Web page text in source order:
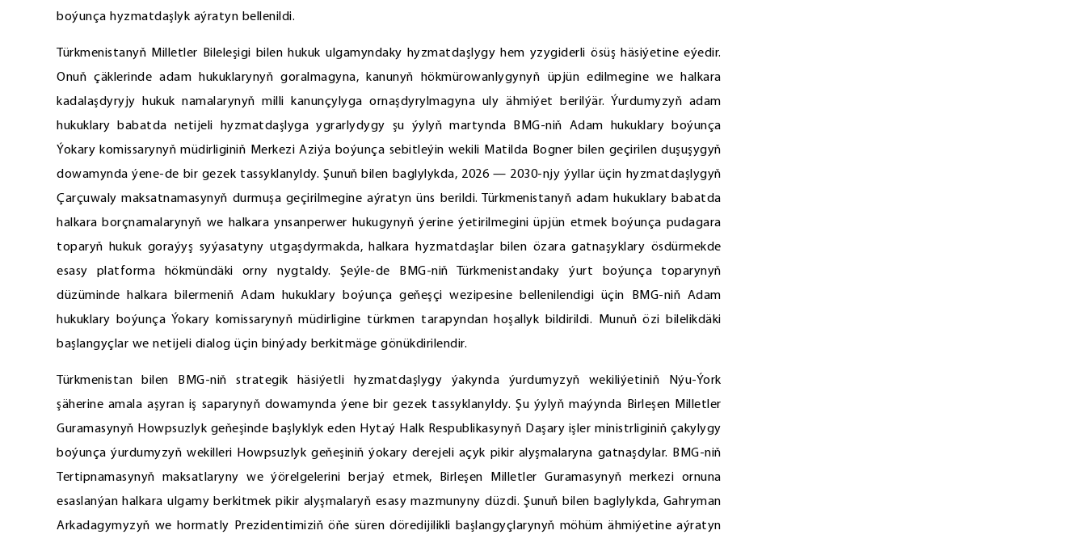
boýunça hyzmatdaşlyk aýratyn bellenildi.
Türkmenistanyň Milletler Bileleşigi bilen hukuk ulgamyndaky hyzmatdaşlygy hem yzygiderli ösüş häsiýetine eýedir.
Onuň çäklerinde adam hukuklarynyň goralmagyna, kanunyň hökmürowanlygynyň üpjün edilmegine we halkara
kadalaşdyryjy hukuk namalarynyň milli kanunçylyga ornaşdyrylmagyna uly ähmiýet berilýär. Ýurdumyzyň adam
hukuklary babatda netijeli hyzmatdaşlyga ygrarlydygy şu ýylyň martynda BMG-niň Adam hukuklary boýunça
Ýokary komissarynyň müdirliginiň Merkezi Aziýa boýunça sebitleýin wekili Matilda Bogner bilen geçirilen duşuşygyň
dowamynda ýene-de bir gezek tassyklanyldy. Şunuň bilen baglylykda, 2026 — 2030-njy ýyllar üçin hyzmatdaşlygyň
Çarçuwaly maksatnamasynyň durmuşa geçirilmegine aýratyn üns berildi. Türkmenistanyň adam hukuklary babatda
halkara borçnamalarynyň we halkara ynsanperwer hukugynyň ýerine ýetirilmegini üpjün etmek boýunça pudagara
toparyň hukuk goraýyş syýasatyny utgaşdyrmakda, halkara hyzmatdaşlar bilen özara gatnaşyklary ösdürmekde
esasy platforma hökmündäki orny nygtaldy. Şeýle-de BMG-niň Türkmenistandaky ýurt boýunça toparynyň
düzüminde halkara bilermeniň Adam hukuklary boýunça geňeşçi wezipesine bellenilendigi üçin BMG-niň Adam
hukuklary boýunça Ýokary komissarynyň müdirligine türkmen tarapyndan hoşallyk bildirildi. Munuň özi bilelikdäki
başlangyçlar we netijeli dialog üçin binýady berkitmäge gönükdirilendir.
Türkmenistan bilen BMG-niň strategik häsiýetli hyzmatdaşlygy ýakynda ýurdumyzyň wekiliýetiniň Nýu-Ýork
şäherine amala aşyran iş saparynyň dowamynda ýene bir gezek tassyklanyldy. Şu ýylyň maýynda Birleşen Milletler
Guramasynyň Howpsuzlyk geňeşinde başlyklyk eden Hytaý Halk Respublikasynyň Daşary işler ministrliginiň çakylygy
boýunça ýurdumyzyň wekilleri Howpsuzlyk geňeşiniň ýokary derejeli açyk pikir alyşmalaryna gatnaşdylar. BMG-niň
Tertipnamasynyň maksatlaryny we ýörelgelerini berjaý etmek, Birleşen Milletler Guramasynyň merkezi ornuna
esaslanýan halkara ulgamy berkitmek pikir alyşmalaryň esasy mazmunyny düzdi. Şunuň bilen baglylykda, Gahryman
Arkadagymyzyň we hormatly Prezidentimiziň öňe süren döredijilikli başlangyçlarynyň möhüm ähmiýetine aýratyn